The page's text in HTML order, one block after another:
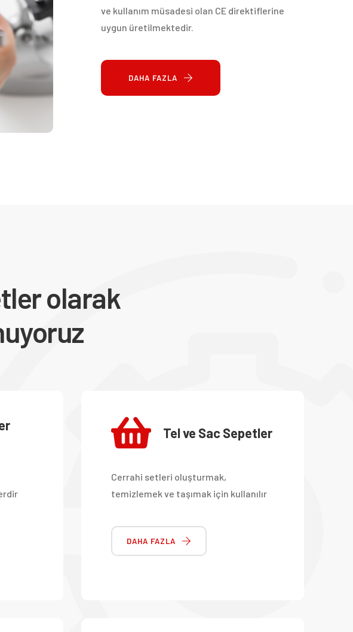
ve kullanım müsadesi olan CE direktiflerine
uygun üretilmektedir.
DAHA FAZLA
olarak
Tel ve Sac Sepetler
Cerrahi setleri oluşturmak,
temizlemek ve taşımak için kullanılır
DAHA FAZLA